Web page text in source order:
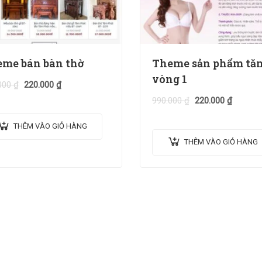
bán bàn thờ
₫ 220.000 ₫
THÊM VÀO GIỎ HÀNG
Theme sản phẩm
vòng 1
990.000₫ 220.000 ₫
THÊM VÀO GIỎ HÀNG